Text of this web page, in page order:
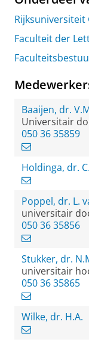
Rijksuniversiteit
Faculteit der
Baaijen, dr.
Universitair
050 36 35859
Holdinga, dr.
Poppel, dr. L.
universitair
050 36 35856
Stukker, dr.
universitair
050 36 35865
Wilke, dr. H.A.